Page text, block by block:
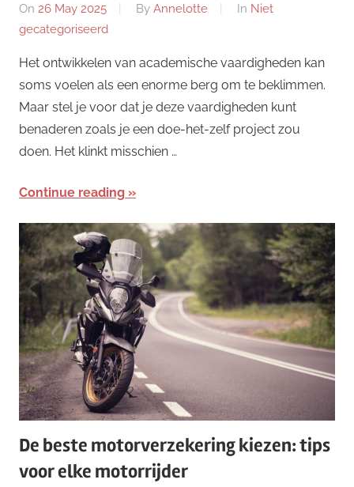
On 26 May 2025 By Annelotte In Niet
gecategoriseerd
Het ontwikkelen van academische vaardigheden kan
soms voelen als een enorme berg om te beklimmen.
Maar stel je voor dat je deze vaardigheden kunt
benaderen zoals je een doe-het-zelf project zou
doen. Het klinkt misschien …
Continue reading
De beste motorverzekering kiezen: tips
voor elke motorrijder